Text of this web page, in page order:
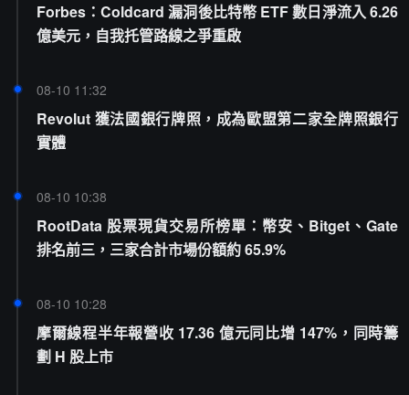
Forbes：Coldcard 漏洞後比特幣 ETF 數日淨流入 6.26
億美元，自我托管路線之爭重啟
08-10 11:32
Revolut 獲法國銀行牌照，成為歐盟第二家全牌照銀行
實體
08-10 10:38
RootData 股票現貨交易所榜單：幣安、Bitget、Gate
排名前三，三家合計市場份額約 65.9%
08-10 10:28
摩爾線程半年報營收 17.36 億元同比增 147%，同時籌
劃 H 股上市